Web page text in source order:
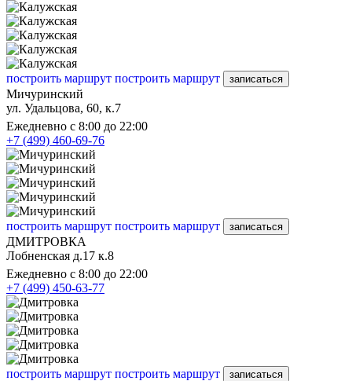
построить маршрут построить маршрут записаться
Мичуринский
ул. Удальцова, 60, к.7
Ежедневно с 8:00 до 22:00
+7 (499) 460-69-76
построить маршрут построить маршрут записаться
ДМИТРОВКА
Лобненская д.17 к.8
Ежедневно с 8:00 до 22:00
+7 (499) 450-63-77
построить маршрут построить маршрут записаться